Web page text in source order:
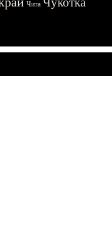
Чита